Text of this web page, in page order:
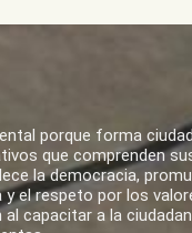
porque forma
que comprenden
la democracia,
el respeto por los
capacitar a la